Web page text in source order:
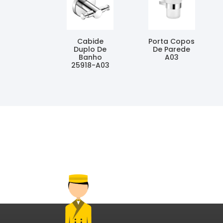
Cabide
Duplo De
Banho
25918-A03
Porta Copos
De Parede
A03